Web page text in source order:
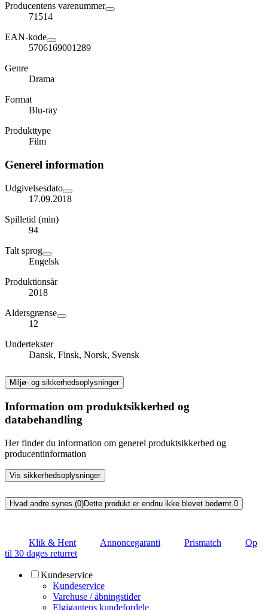
Producentens varenummer
71514
EAN-kode
5706169001289
Genre
Drama
Format
Blu-ray
Produkttype
Film
Generel information
Udgivelsesdato
17.09.2018
Spilletid (min)
94
Talt sprog
Engelsk
Produktionsår
2018
Aldersgrænse
12
Undertekster
Dansk, Finsk, Norsk, Svensk
Miljø- og sikkerhedsoplysninger
Information om produktsikkerhed og
databehandling
Her finder du information om generel produktsikkerhed og
producentinformation
Vis sikkerhedsoplysninger
Hvad andre synes (0)Dette produkt er endnu ikke blevet bedømt.0
Klik & Hent Annoncegaranti Prismatch
Op
til 30 dages returret
Kundeservice
Kundeservice
Varehuse / åbningstider
Elgigantens kundefordele